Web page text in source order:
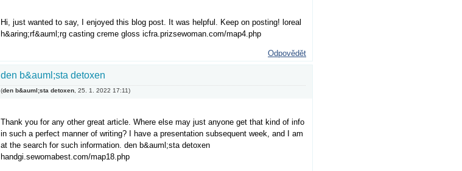
Hi, just wanted to say, I enjoyed this blog post. It was helpful. Keep on posting! loreal
h&aring;rf&auml;rg casting creme gloss icfra.prizsewoman.com/map4.php
Odpovědět
den b&auml;sta detoxen
(den b&auml;sta detoxen 25. 1. 2022 17:11)
Thank you for any other great article. Where else may just anyone get that kind of info
in such a perfect manner of writing? I have a presentation subsequent week, and I am
at the search for such information. den b&auml;sta detoxen
handgi.sewomabest.com/map18.php